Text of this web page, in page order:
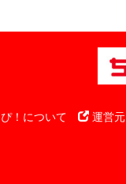
！について 運営元